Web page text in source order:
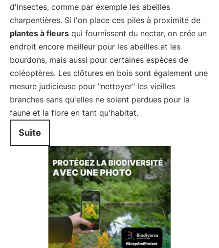
d'insectes, comme par exemple les abeilles
charpentières. Si l'on place ces piles à proximité de
plantes à fleurs qui fournissent du nectar, on crée un
endroit encore meilleur pour les abeilles et les
bourdons, mais aussi pour certaines espèces de
coléoptères. Les clôtures en bois sont également une
mesure judicieuse pour "nettoyer" les vieilles
branches sans qu'elles ne soient perdues pour la
faune et la flore en tant qu'habitat.
Suite